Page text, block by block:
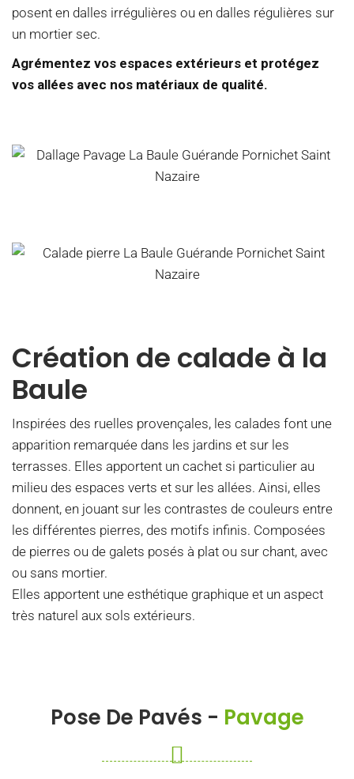
posent en dalles irrégulières ou en dalles régulières sur
un mortier sec.
Agrémentez vos espaces extérieurs et protégez
vos allées avec nos matériaux de qualité.
Création de calade à la
Baule
Inspirées des ruelles provençales, les calades font une
apparition remarquée dans les jardins et sur les
terrasses. Elles apportent un cachet si particulier au
milieu des espaces verts et sur les allées. Ainsi, elles
donnent, en jouant sur les contrastes de couleurs entre
les différentes pierres, des motifs infinis. Composées
de pierres ou de galets posés à plat ou sur chant, avec
ou sans mortier.
Elles apportent une esthétique graphique et un aspect
très naturel aux sols extérieurs.
Pose De Pavés - Pavage